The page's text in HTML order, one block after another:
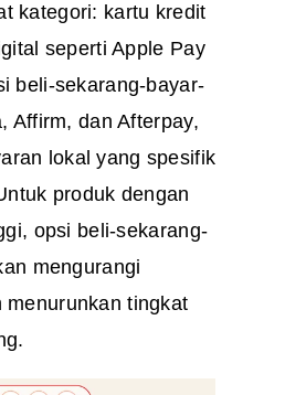
kategori: kartu kredit
seperti Apple Pay
beli-sekarang-bayar-
Affirm, dan Afterpay,
lokal yang spesifik
produk dengan
opsi beli-sekarang-
mengurangi
tingkat